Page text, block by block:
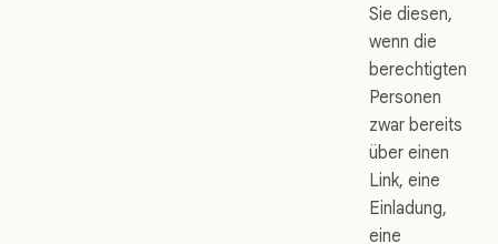
Sie diesen,
wenn die
berechtigten
Personen
zwar bereits
über einen
Link, eine
Einladung,
eine